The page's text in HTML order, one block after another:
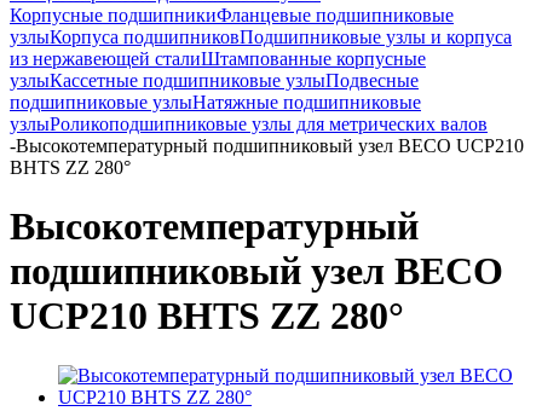
Корпусные подшипникиФланцевые подшипниковые
узлыКорпуса подшипниковПодшипниковые узлы и корпуса
из нержавеющей сталиШтампованные корпусные
узлыКассетные подшипниковые узлыПодвесные
подшипниковые узлыНатяжные подшипниковые
узлыРоликоподшипниковые узлы для метрических валов
-Высокотемпературный подшипниковый узел BECO UCP210
BHTS ZZ 280°
Высокотемпературный
подшипниковый узел BECO
UCP210 BHTS ZZ 280°